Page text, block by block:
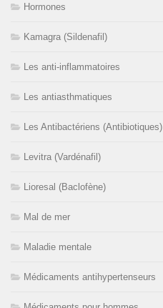
Hormones
Kamagra (Sildenafil)
Les anti-inflammatoires
Les antiasthmatiques
Les Antibactériens (Antibiotiques)
Levitra (Vardénafil)
Lioresal (Baclofène)
Mal de mer
Maladie mentale
Médicaments antihypertenseurs